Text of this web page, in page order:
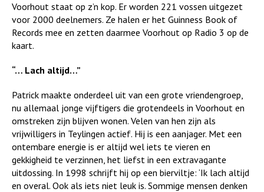
Voorhout staat op z’n kop. Er worden 221 vossen uitgezet
voor 2000 deelnemers. Ze halen er het Guinness Book of
Records mee en zetten daarmee Voorhout op Radio 3 op de
kaart.
“… Lach altijd…”
Patrick maakte onderdeel uit van een grote vriendengroep,
nu allemaal jonge vijftigers die grotendeels in Voorhout en
omstreken zijn blijven wonen. Velen van hen zijn als
vrijwilligers in Teylingen actief. Hij is een aanjager. Met een
ontembare energie is er altijd wel iets te vieren en
gekkigheid te verzinnen, het liefst in een extravagante
uitdossing. In 1998 schrijft hij op een bierviltje: ‘Ik lach altijd
en overal. Ook als iets niet leuk is. Sommige mensen denken